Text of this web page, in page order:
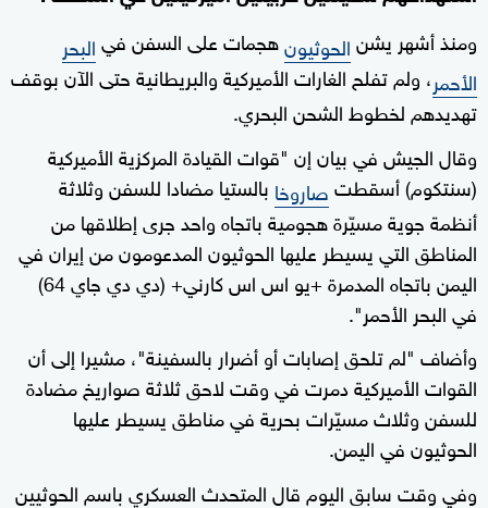
ومنذ أشهر يشنالحوثيونهجمات على السفن فيالبحر
الأحمر، ولم تفلح الغارات الأميركية والبريطانية حتى الآن بوقف
تهديدهم لخطوط الشحن البحري.
وقال الجيش في بيان إن "قوات القيادة المركزية الأميركية
(سنتكوم) أسقطتصاروخا بالستيا مضادا للسفن وثلاثة
أنظمة جوية مسيّرة هجومية باتجاه واحد جرى إطلاقها من
المناطق التي يسيطر عليها الحوثيون المدعومون من إيران في
اليمن باتجاه المدمرة +يو اس اس كارني+ (دي دي جاي 64)
في البحر الأحمر".
وأضاف "لم تلحق إصابات أو أضرار بالسفينة"، مشيرا إلى أن
القوات الأميركية دمرت في وقت لاحق ثلاثة صواريخ مضادة
للسفن وثلاث مسيّرات بحرية في مناطق يسيطر عليها
الحوثيون في اليمن.
وفي وقت سابق اليوم قال المتحدث العسكري باسم الحوثيين